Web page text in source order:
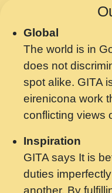
Chahe Ram Ho
मझ अपन जवन
Shri ravinandan
मन अशांत मंत्र
Gyananand Ji
मन बध लय परम
Saawariya.mp3
मर गनय न
ravinandan
Global
The world is in
does not
spot alike. GITA
eirenicona work
conflicting views
Inspiration
GITA says It is
duties
another. By